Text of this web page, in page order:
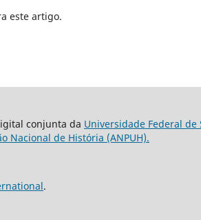
este artigo.
conjunta da Universidade Federal de
Nacional de História (ANPUH).
.